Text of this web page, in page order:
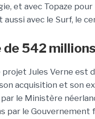
et avec Topaze
avec le Surf, le
542
projet Jules Verne est
acquisition et son
par le Ministère
par le Gouvernement